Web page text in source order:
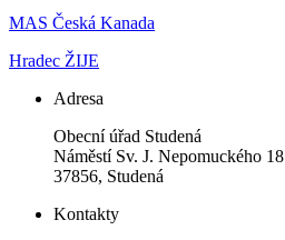
MAS Česká Kanada
Hradec ŽIJE
Adresa
Obecní úřad Studená
Náměstí Sv. J. Nepomuckého 18
37856, Studená
Kontakty